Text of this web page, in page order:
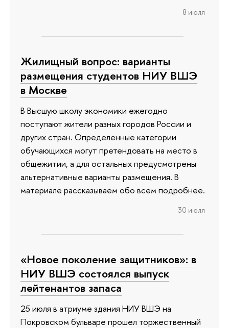
8 июля
Жилищный вопрос: варианты
размещения студентов НИУ ВШЭ
в Москве
В Высшую школу экономики ежегодно
поступают жители разных городов России и
других стран. Определенные категории
обучающихся могут претендовать на место в
общежитии, а для остальных предусмотрены
альтернативные варианты размещения. В
материале рассказываем обо всем подробнее.
30 июля
«Новое поколение защитников»: в
НИУ ВШЭ состоялся выпуск
лейтенантов запаса
25 июля в атриуме здания НИУ ВШЭ на
Покровском бульваре прошел торжественный